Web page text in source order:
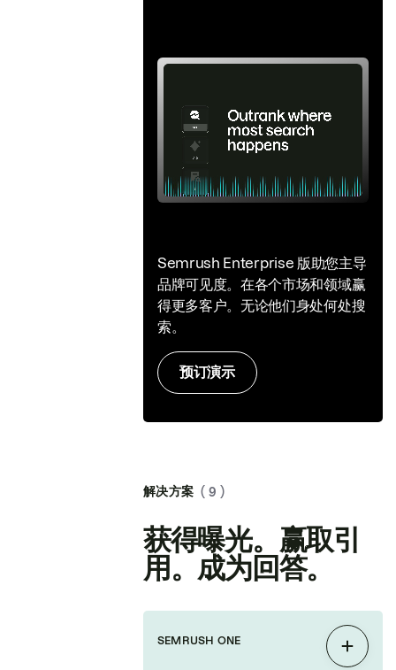
Semrush Enterprise 版助您主导
品牌可见度。在各个市场和领域赢
得更多客户。无论他们身处何处搜
索。
预订演示
解决方案 ( 9 )
获得曝光。赢取引
用。成为回答。
SEMRUSH ONE
展开